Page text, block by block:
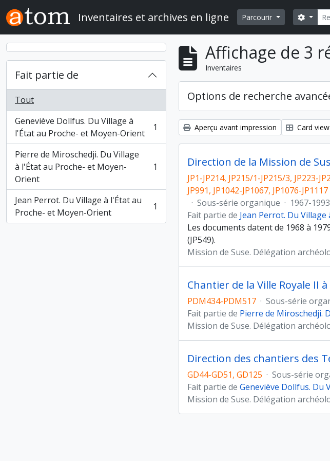
Skip to main content
Inventaires et archives en ligne Parcourir
Fait partie de
Tout
Geneviève Dollfus. Du Village à
l'État au Proche- et Moyen-Orient
, 1 résultats 1
Pierre de Miroschedji. Du Village
à l'État au Proche- et Moyen-
Orient
, 1 résultats 1
Jean Perrot. Du Village à l'État au
Proche- et Moyen-Orient
, 1 résultats 1
Affichage de 3
Inventaires
Options de recherche
Aperçu avant impression Card view
Direction de la Mission de
JP1-JP214, JP215/1-JP215/3, JP223-
JP991, JP1042-JP1067, JP1076-JP1117
· Sous-série organique · 1967-1993
Fait partie de Jean Perrot. Du
Les documents datent de 1968 à
(JP549).
Mission de Suse. Délégation
Chantier de la Ville Royale II
PDM434-PDM517 · Sous-série
Fait partie de Pierre de Miroschedji.
Mission de Suse. Délégation
Direction des chantiers des
GD44-GD51, GD125 · Sous-série
Fait partie de Geneviève Dollfus. Du
Mission de Suse. Délégation